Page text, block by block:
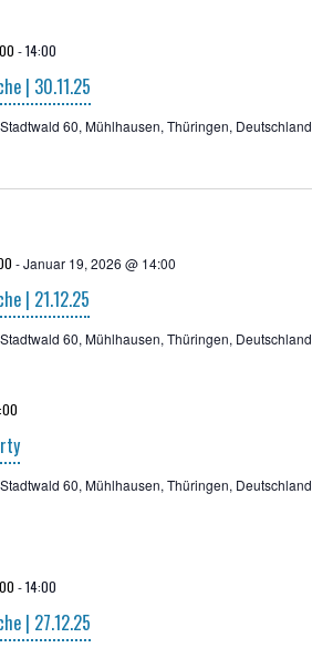
| 30.11.25
-14:00
60, Mühlhausen, Thüringen, Deutschland
| 21.12.25
-Januar 19, 2026 @ 14:00
60, Mühlhausen, Thüringen, Deutschland
60, Mühlhausen, Thüringen, Deutschland
| 27.12.25
-14:00